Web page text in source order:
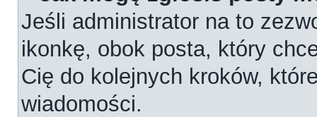
Jeśli administrator na to
ikonkę, obok posta, który
Cię do kolejnych kroków,
wiadomości.